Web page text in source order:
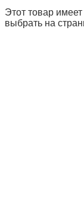
Этот товар
выбрать на